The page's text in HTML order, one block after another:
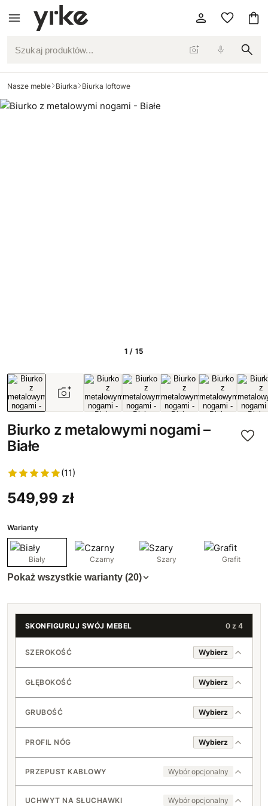
Szukaj produktów...
Nasze meble Biurka Biurka loftowe
1 / 15
Biurko z metalowymi nogami –
Białe
(11)
549,99 zł
Warianty
Biały Czarny Szary Grafit
Pokaż wszystkie warianty (20)
SKONFIGURUJ SWÓJ MEBEL 0 z 4
SZEROKOŚĆ Wybierz
80 cm
81 cm +3 zł
82 cm +7 zł
83 cm +10 zł
GŁĘBOKOŚĆ Wybierz
60 cm
61 cm +10 zł
62 cm +19 zł
GRUBOŚĆ Wybierz
18 mm
36 mm +150 zł
PROFIL NÓG Wybierz
4x2
6x2 +60 zł
PRZEPUST KABLOWY Wybór opcjonalny
Nie
UCHWYT NA SŁUCHAWKI Wybór opcjonalny